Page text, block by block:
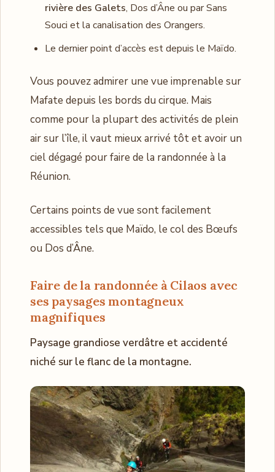
rivière des Galets, Dos d’Âne ou par Sans
Souci et la canalisation des Orangers.
Le dernier point d’accès est depuis le Maïdo.
Vous pouvez admirer une vue imprenable sur
Mafate depuis les bords du cirque. Mais
comme pour la plupart des activités de plein
air sur l’île, il vaut mieux arrivé tôt et avoir un
ciel dégagé pour faire de la randonnée à la
Réunion.
Certains points de vue sont facilement
accessibles tels que Maïdo, le col des Bœufs
ou Dos d’Âne.
Faire de la randonnée à Cilaos avec
ses paysages montagneux
magnifiques
Paysage grandiose verdâtre et accidenté
niché sur le flanc de la montagne.